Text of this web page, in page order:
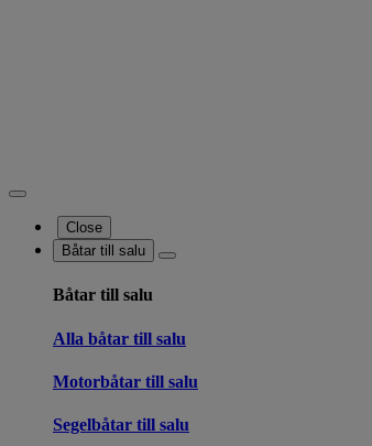
Close
Båtar till salu
Båtar till salu
Alla båtar till salu
Motorbåtar till salu
Segelbåtar till salu